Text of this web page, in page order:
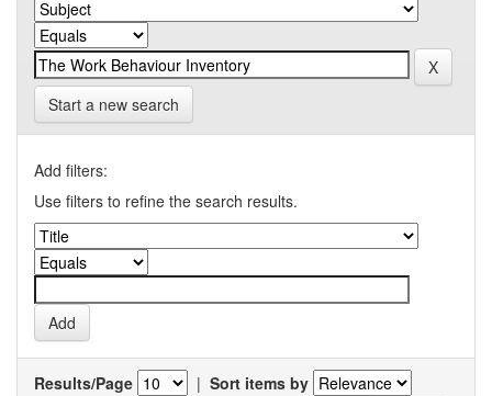
Start a new search
Add filters:
Use filters to refine the search results.
Results/Page | Sort items by